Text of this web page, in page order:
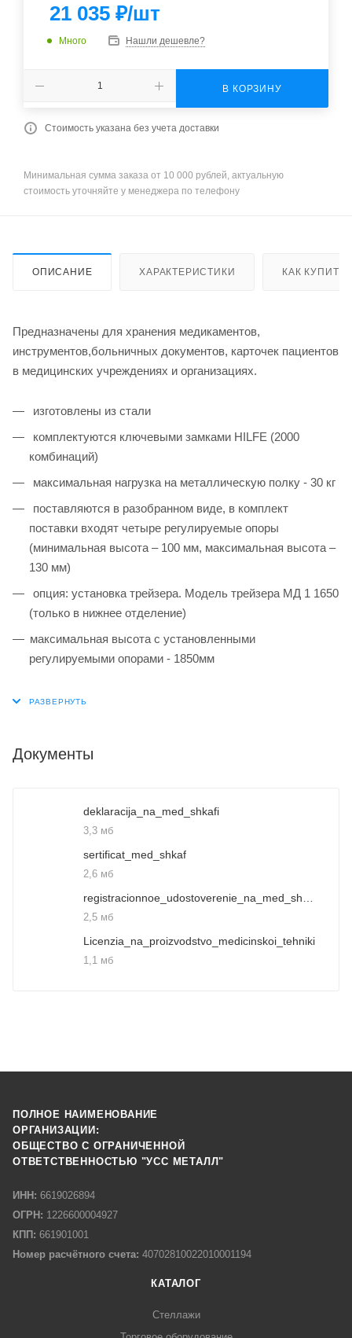
21 035 ₽/шт
Много Нашли дешевле?
В КОРЗИНУ
Стоимость указана без учета доставки
Минимальная сумма заказа от 10 000 рублей, актуальную
стоимость уточняйте у менеджера по телефону
ОПИСАНИЕ ХАРАКТЕРИСТИКИ КАК КУПИТЬ
Предназначены для хранения медикаментов,
инструментов,больничных документов, карточек пациентов
в медицинских учреждениях и организациях.
изготовлены из стали
комплектуются ключевыми замками HILFE (2000
комбинаций)
максимальная нагрузка на металлическую полку - 30 кг
поставляются в разобранном виде, в комплект
поставки входят четыре регулируемые опоры
(минимальная высота – 100 мм, максимальная высота –
130 мм)
опция: установка трейзера. Модель трейзера МД 1 1650
(только в нижнее отделение)
максимальная высота с установленными
регулируемыми опорами - 1850мм
Документы
deklaracija_na_med_shkafi
3,3 мб
sertificat_med_shkaf
2,6 мб
2,5 мб
Licenzia_na_proizvodstvo_medicinskoi_tehniki
1,1 мб
ПОЛНОЕ НАИМЕНОВАНИЕ
ОРГАНИЗАЦИИ:
ОБЩЕСТВО С ОГРАНИЧЕННОЙ
ОТВЕТСТВЕННОСТЬЮ "УСС МЕТАЛЛ"
ИНН: 6619026894
ОГРН: 1226600004927
КПП: 661901001
Номер расчётного счета: 40702810022010001194
КАТАЛОГ
Стеллажи